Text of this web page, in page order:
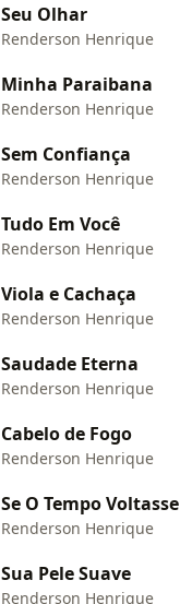
Seu Olhar
Renderson Henrique
Minha Paraibana
Renderson Henrique
Sem Confiança
Renderson Henrique
Tudo Em Você
Renderson Henrique
Viola e Cachaça
Renderson Henrique
Saudade Eterna
Renderson Henrique
Cabelo de Fogo
Renderson Henrique
Se O Tempo Voltasse
Renderson Henrique
Sua Pele Suave
Renderson Henrique